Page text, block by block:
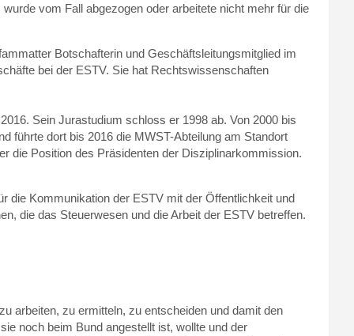
vom Fall abgezogen oder arbeitete nicht mehr für die
Botschafterin und Geschäftsleitungsmitglied im
bei der ESTV. Sie hat Rechtswissenschaften
Sein Jurastudium schloss er 1998 ab. Von 2000 bis
führte dort bis 2016 die MWST-Abteilung am Standort
die Position des Präsidenten der Disziplinarkommission.
die Kommunikation der ESTV mit der Öffentlichkeit und
die das Steuerwesen und die Arbeit der ESTV betreffen.
arbeiten, zu ermitteln, zu entscheiden und damit den
noch beim Bund angestellt ist, wollte und der